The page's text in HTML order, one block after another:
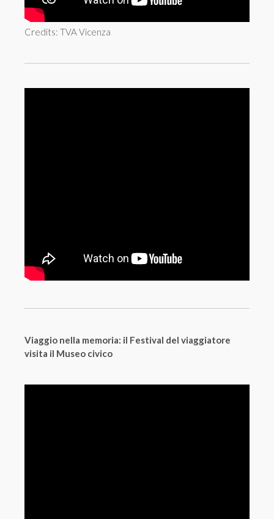
Credits: TVA Vicenza
Viaggio nella memoria: il Festival del viaggiatore
visita il Museo civico